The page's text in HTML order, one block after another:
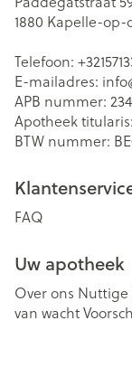
1880 Kapelle-op-
Telefoon:
E-mailadres:
APB nummer:
Apotheek titularis:
BTW nummer:
FAQ
Uw apotheek
Over ons Nuttige
van wacht